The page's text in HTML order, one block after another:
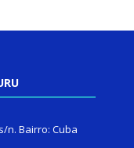
n. Bairro: Cuba